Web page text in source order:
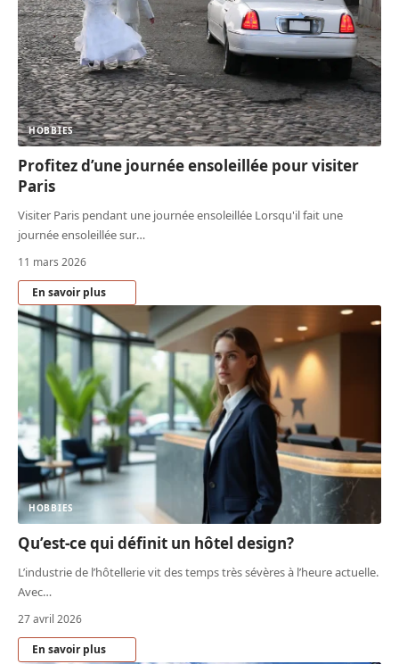
HOBBIES
Profitez d’une journée ensoleillée pour visiter
Paris
Visiter Paris pendant une journée ensoleillée Lorsqu'il fait une
journée ensoleillée sur…
11 mars 2026
En savoir plus
HOBBIES
Qu’est-ce qui définit un hôtel design?
L’industrie de l’hôtellerie vit des temps très sévères à l’heure actuelle.
Avec…
27 avril 2026
En savoir plus